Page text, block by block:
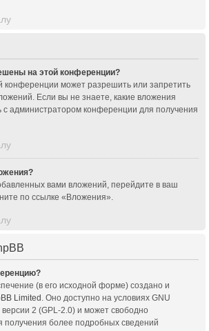
на этой конференции?
конференции может разрешить или запретить
Если вы не знаете, какие вложения
администратором конференции для получения
вами вложений, перейдите в ваш
по ссылке «Вложения».
(в его исходной форме) создано и
Limited . Оно доступно на условиях GNU
2 (GPL-2.0) и может свободно
получения более подробных сведений